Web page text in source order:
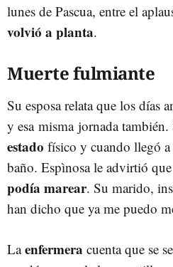
lunes de Pascua, entre el
volvió a planta.
Muerte fulmiante
Su esposa relata que los días
y esa misma jornada también.
estado físico y cuando llegó
baño. Espìnosa le advirtió
podía marear. Su marido,
han dicho que ya me puedo
Laenfermera cuenta que se